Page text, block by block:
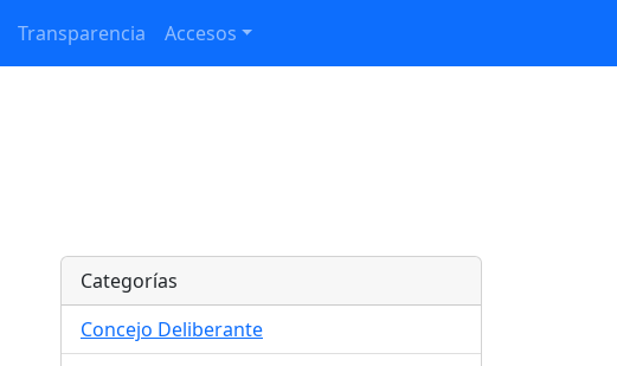
Transparencia Accesos
Categorías
Concejo Deliberante